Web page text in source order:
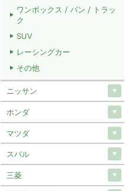
ワンボックス / バン / トラッ
ク
SUV
レーシングカー
その他
ニッサン
ホンダ
マツダ
スバル
三菱